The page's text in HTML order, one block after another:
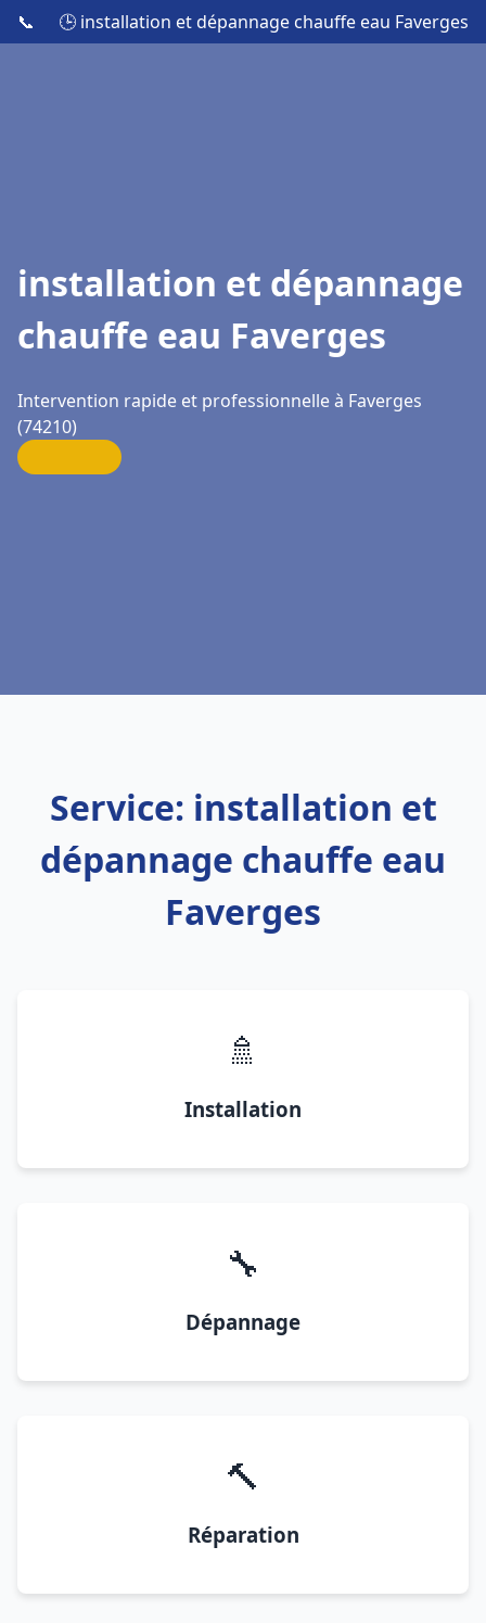
📞 🕒 installation et dépannage chauffe eau Faverges
installation et dépannage
chauffe eau Faverges
Intervention rapide et professionnelle à Faverges
(74210)
Service: installation et
dépannage chauffe eau
Faverges
🚿
Installation
🔧
Dépannage
🔨
Réparation